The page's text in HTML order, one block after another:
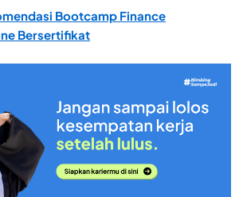
Bootcamp Finance
Bersertifikat